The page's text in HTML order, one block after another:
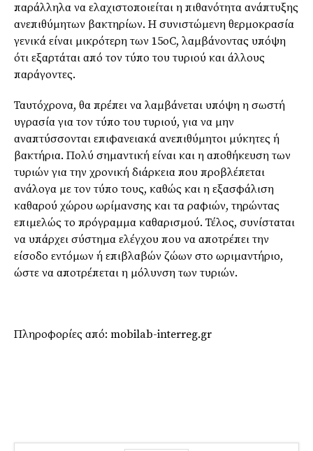
παράλληλα να ελαχιστοποιείται η πιθανότητα ανάπτυξης
ανεπιθύμητων βακτηρίων. Η συνιστώμενη θερμοκρασία
γενικά είναι μικρότερη των 15οC, λαμβάνοντας υπόψη
ότι εξαρτάται από τον τύπο του τυριού και άλλους
παράγοντες.
Ταυτόχρονα, θα πρέπει να λαμβάνεται υπόψη η σωστή
υγρασία για τον τύπο του τυριού, για να μην
αναπτύσσονται επιφανειακά ανεπιθύμητοι μύκητες ή
βακτήρια. Πολύ σημαντική είναι και η αποθήκευση των
τυριών για την χρονική διάρκεια που προβλέπεται
ανάλογα με τον τύπο τους, καθώς και η εξασφάλιση
καθαρού χώρου ωρίμανσης και τα ραφιών, τηρώντας
επιμελώς το πρόγραμμα καθαρισμού. Τέλος, συνίσταται
να υπάρχει σύστημα ελέγχου που να αποτρέπει την
είσοδο εντόμων ή επιβλαβών ζώων στο ωριμαντήριο,
ώστε να αποτρέπεται η μόλυνση των τυριών.
Πληροφορίες από: mobilab-interreg.gr